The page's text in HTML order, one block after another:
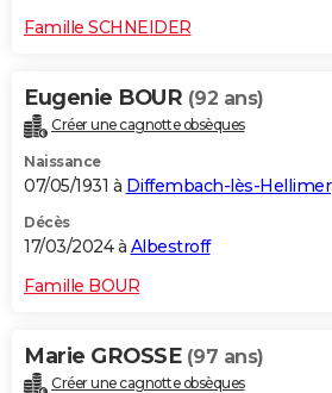
Famille SCHNEIDER
Eugenie BOUR (92 ans)
Créer une cagnotte obsèques
Naissance
07/05/1931 à Diffembach-lès-Hellimer
Décès
17/03/2024 à Albestroff
Famille BOUR
Marie GROSSE (97 ans)
Créer une cagnotte obsèques